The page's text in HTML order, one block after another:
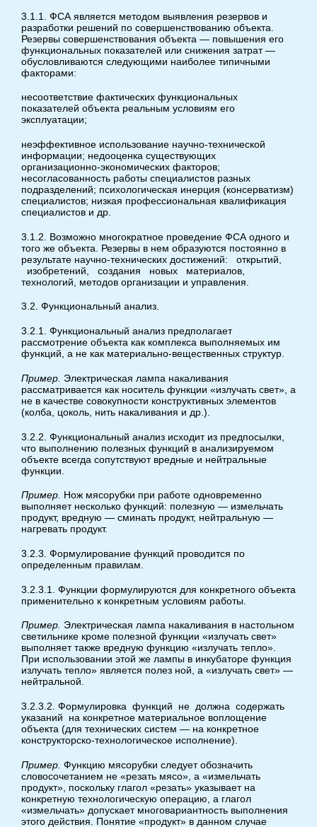
3.1.1. ФСА является методом выявления резервов и
разработки решений по совершенствованию объекта.
Резервы совершенствования объекта — повышения его
функциональных показателей или снижения затрат —
обусловливаются следующими наиболее типичными
факторами:
несоответствие фактических функциональных
показателей объекта реальным условиям его
эксплуатации;
неэффективное использование научно-технической
информации; недооценка существующих
организационно-экономических факторов;
несогласованность работы специалистов разных
подразделений; психологическая инерция (консерватизм)
специалистов; низкая профессиональная квалификация
специалистов и др.
3.1.2. Возможно многократное проведение ФСА одного и
того же объекта. Резервы в нем образуются постоянно в
результате научно-технических достижений: открытий,
изобретений, создания новых материалов,
технологий, методов организации и управления.
3.2. Функциональный анализ.
3.2.1. Функциональный анализ предполагает
рассмотрение объекта как комплекса выполняемых им
функций, а не как материально-вещественных структур.
Пример. Электрическая лампа накаливания
рассматривается как носитель функции «излучать свет», а
не в качестве совокупности конструктивных элементов
(колба, цоколь, нить накаливания и др.).
3.2.2. Функциональный анализ исходит из предпосылки,
что выполнению полезных функций в анализируемом
объекте всегда сопутствуют вредные и нейтральные
функции.
Пример. Нож мясорубки при работе одновременно
выполняет несколько функций: полезную — измельчать
продукт, вредную — сминать продукт, нейтральную —
нагревать продукт.
3.2.3. Формулирование функций проводится по
определенным правилам.
3.2.3.1. Функции формулируются для конкретного объекта
применительно к конкретным условиям работы.
Пример. Электрическая лампа накаливания в настольном
светильнике кроме полезной функции «излучать свет»
выполняет также вредную функцию «излучать тепло».
При использовании этой же лампы в инкубаторе функция
излучать тепло» является полез ной, а «излучать свет» —
нейтральной.
3.2.3.2. Формулировка функций не должна содержать
указаний на конкретное материальное воплощение
объекта (для технических систем — на конкретное
конструкторско-технологическое исполнение).
Пример. Функцию мясорубки следует обозначить
словосочетанием не «резать мясо», а «измельчать
продукт», поскольку глагол «резать» указывает на
конкретную технологическую операцию, а глагол
«измельчать» допускает многовариантность выполнения
этого действия. Понятие «продукт» в данном случае